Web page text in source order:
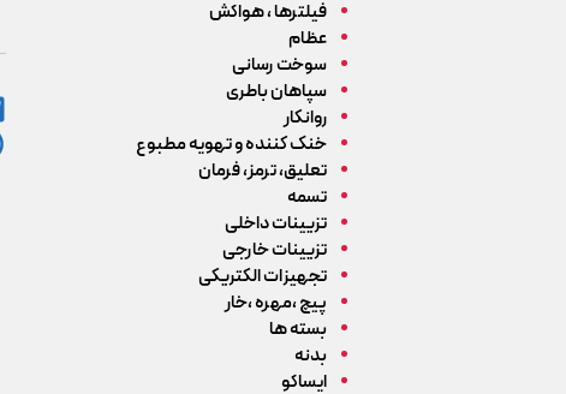
فیلترها ، هواکش
عظام
سوخت رسانی
سپاهان باطری
روانکار
خنک کننده و تهویه مطبوع
تعلیق، ترمز، فرمان
تسمه
تزیینات داخلی
تزیینات خارجی
تجهیزات الکتریکی
پیچ ،مهره ،خار
بسته ها
بدنه
ایساکو